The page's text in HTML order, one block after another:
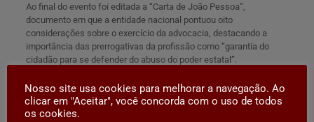
Ao final do evento foi editada a “Carta de João Pessoa”,
documento em que a entidade nacional pontuou oito
considerações sobre o exercício da advocacia, destacando a
importância das prerrogativas da profissão como “garantia do
cidadão para se defender do abuso do poder estatal”.
Para conferir a íntegra da Carta de João Pessoa, clique aqui
Nosso site usa cookies para melhorar a navegação. Ao
clicar em "Aceitar", você concorda com o uso de todos
os cookies.